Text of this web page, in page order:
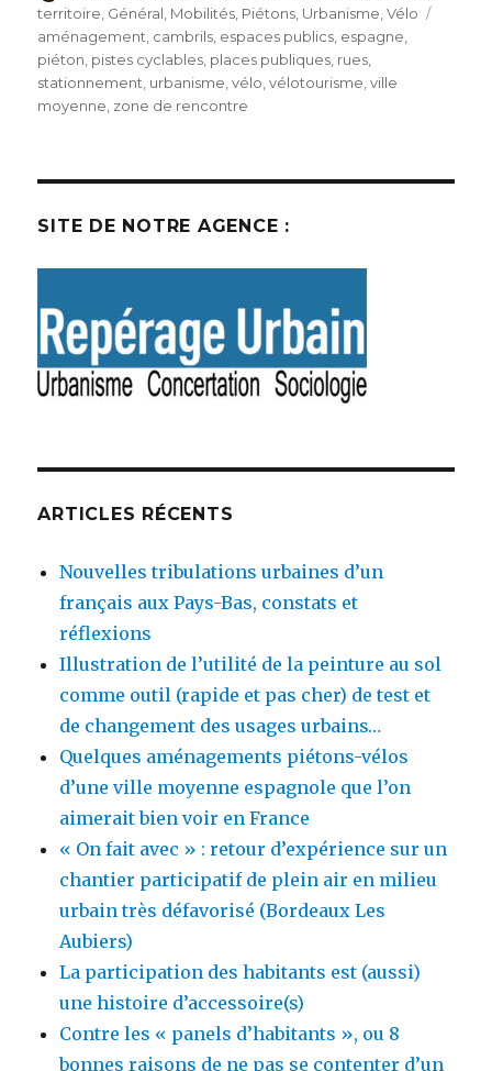
e
b
o
o
t
t
e
r
i
l
k
e
d
I
t
a
g
e
le
territoire Général Mobilités Piétons Urbanisme ,Vélo
aménagement cambrils espaces publics espagne
piéton pistes cyclables places publiques rues
stationnement urbanisme ,vélo ,vélotourisme ,ville
moyenne zone de rencontre
SITE DE NOTRE AGENCE :
ARTICLES RÉCENTS
Nouvelles tribulations urbaines d’un
français aux Pays-Bas, constats et
réflexions
Illustration de l’utilité de la peinture au sol
comme outil (rapide et pas cher) de test et
de changement des usages urbains…
Quelques aménagements piétons-vélos
d’une ville moyenne espagnole que l’on
aimerait bien voir en France
« On fait avec » : retour d’expérience sur un
chantier participatif de plein air en milieu
urbain très défavorisé (Bordeaux Les
Aubiers)
La participation des habitants est (aussi)
une histoire d’accessoire(s)
Contre les « panels d’habitants », ou 8
bonnes raisons de ne pas se contenter d’un